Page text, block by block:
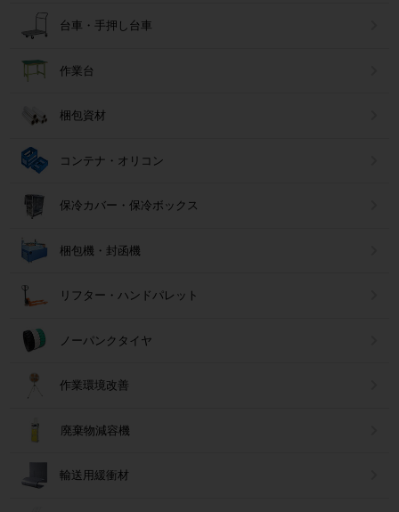
台車・手押し台車
作業台
梱包資材
コンテナ・オリコン
保冷カバー・保冷ボックス
梱包機・封函機
リフター・ハンドパレット
ノーパンクタイヤ
作業環境改善
廃棄物減容機
輸送用緩衝材